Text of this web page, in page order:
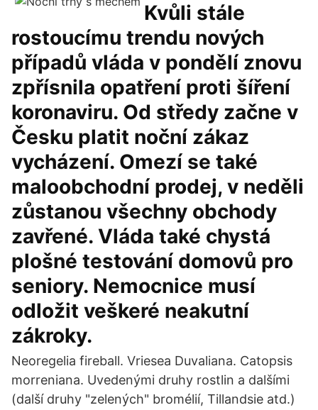
Kvůli stále
rostoucímu trendu nových
případů vláda v pondělí znovu
zpřísnila opatření proti šíření
koronaviru. Od středy začne v
Česku platit noční zákaz
vycházení. Omezí se také
maloobchodní prodej, v neděli
zůstanou všechny obchody
zavřené. Vláda také chystá
plošné testování domovů pro
seniory. Nemocnice musí
odložit veškeré neakutní
zákroky.
Neoregelia fireball. Vriesea Duvaliana. Catopsis
morreniana. Uvedenými druhy rostlin a dalšími
(další druhy "zelených" bromélií, Tillandsie atd.)